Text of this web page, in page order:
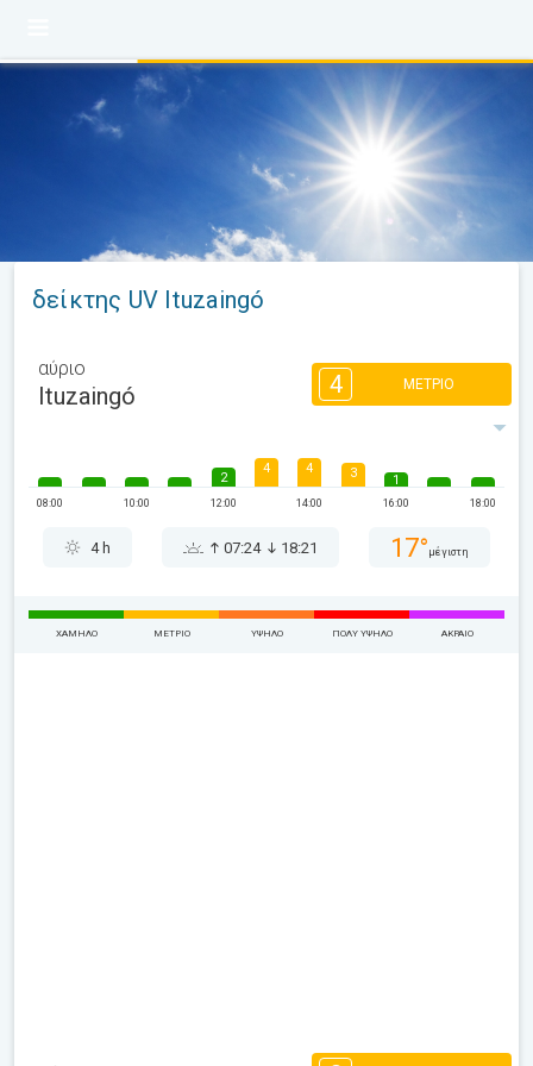
δείκτης UV Ituzaingó
αύριο
Ituzaingó 4 ΜΈΤΡΙΟ
08:00 10:00
2
12:00
4 4
14:00
3 1
16:00 18:00
4 h 07:24 18:21 17° μέγιστη
ΧΑΜΗΛΌ ΜΈΤΡΙΟ ΥΨΗΛΌ ΠΟΛΎ ΥΨΗΛΌ ΑΚΡΑΊΟ